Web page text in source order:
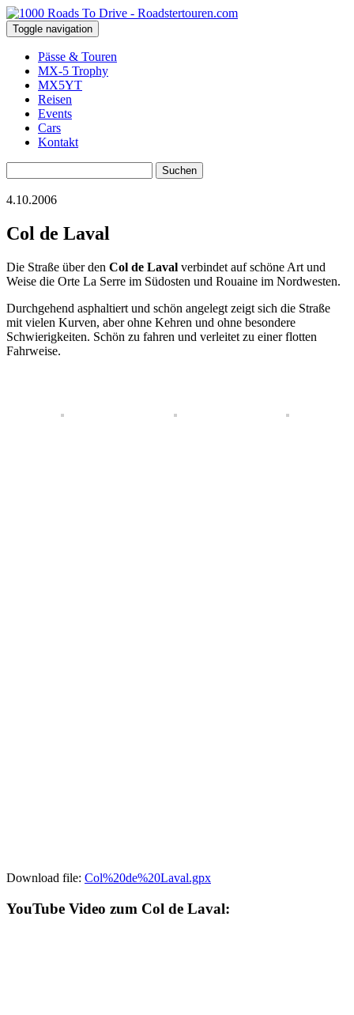
Toggle navigation
Pässe & Touren
MX-5 Trophy
MX5YT
Reisen
Events
Cars
Kontakt
nach:
4.10.2006
Col de Laval
Die Straße über den Col de Laval verbindet auf schöne Art und
Weise die Orte La Serre im Südosten und Rouaine im Nordwesten.
Durchgehend asphaltiert und schön angelegt zeigt sich die Straße
mit vielen Kurven, aber ohne Kehren und ohne besondere
Schwierigkeiten. Schön zu fahren und verleitet zu einer flotten
Fahrweise.
Download file: Col%20de%20Laval.gpx
YouTube Video zum Col de Laval: